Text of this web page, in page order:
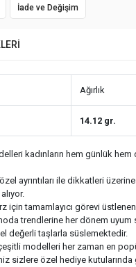
İade ve Değişim
Ağırlık
14.12 gr.
kadınların hem günlük
ayrıntıları ile dikkatleri
için tamamlayıcı görevi üstlenen
trendlerine her dönem uyum
değerli taşlarla süslemektedir.
modelleri her zaman en
sizlere özel hediye